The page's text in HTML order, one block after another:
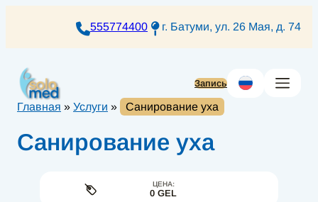
555774400 г. Батуми, ул. 26 Мая, д. 74
Запись
Главная » Услуги » Санирование уха
Санирование уха
ЦЕНА:
0 GEL